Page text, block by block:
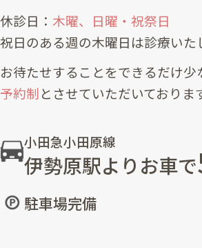
休診日： 木曜、日曜・祝祭日
祝日のある週の木曜日は診療いた
お待たせすることをできるだけ少
予約制とさせていただいておりま
小田急小田原線
伊勢原駅よりお車で
駐車場完備